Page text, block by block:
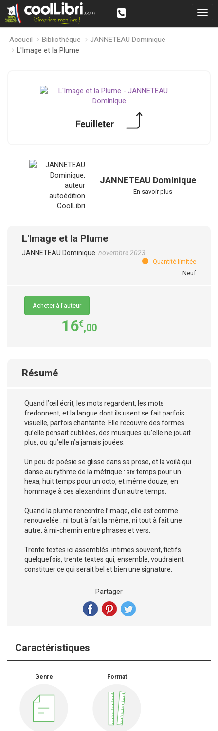
Accueil Bibliothèque
JANNETEAU Dominique
L'Image et la Plume
JANNETEAU Dominique
En savoir plus
L'Image et la Plume
JANNETEAU Dominique novembre 2023
Quantité limitée
Neuf
Acheter à l’auteur
16€,00
Résumé
Quand l’œil écrit, les mots regardent, les mots
fredonnent, et la langue dont ils usent se fait parfois
visuelle, parfois chantante. Elle recouvre des formes
qu’elle pensait oubliées, des musiques qu’elle ne jouait
plus, ou qu’elle n’a jamais jouées.
Un peu de poésie se glisse dans sa prose, et la voilà qui
danse au rythme de la métrique : six temps pour un
hexa, huit temps pour un octo, et même douze, en
hommage à ces alexandrins d’un autre temps.
Quand la plume rencontre l’image, elle est comme
renouvelée : ni tout à fait la même, ni tout à fait une
autre, à mi-chemin entre phrases et vers.
Trente textes ici assemblés, intimes souvent, fictifs
quelquefois, trente textes qui, ensemble, voudraient
constituer ce qui serait bel et bien une signature.
Partager
Caractéristiques
Genre Format